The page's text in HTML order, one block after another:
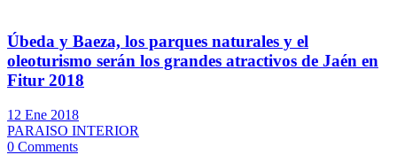
Úbeda y Baeza, los parques naturales y el
oleoturismo serán los grandes atractivos de Jaén en
Fitur 2018
12 Ene 2018
PARAISO INTERIOR
0 Comments